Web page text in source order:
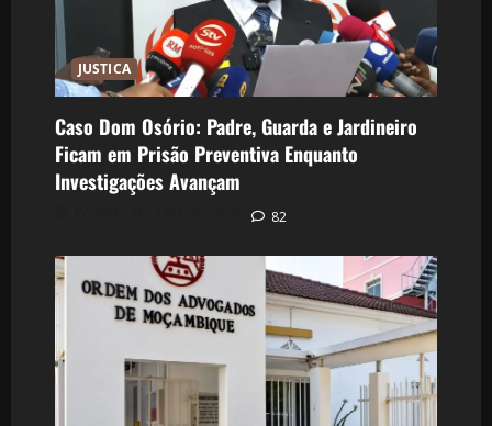
JUSTICA
Caso Dom Osório: Padre, Guarda e Jardineiro
Ficam em Prisão Preventiva Enquanto
Investigações Avançam
82